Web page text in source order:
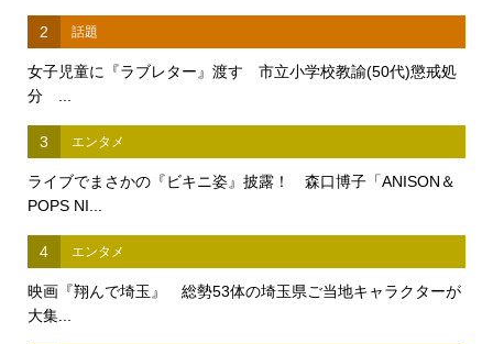
2 話題
女子児童に『ラブレター』渡す 市立小学校教諭(50代)懲戒処
分 ...
3 エンタメ
ライブでまさかの『ビキニ姿』披露！ 森口博子「ANISON＆
POPS NI...
4 エンタメ
映画『翔んで埼玉』 総勢53体の埼玉県ご当地キャラクターが
大集...